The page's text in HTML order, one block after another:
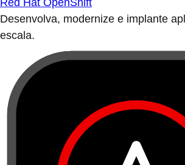
Red Hat OpenShift
Desenvolva, modernize e implante
escala.